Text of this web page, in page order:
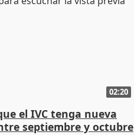
02:20
el IVC tenga nueva
septiembre y octubre